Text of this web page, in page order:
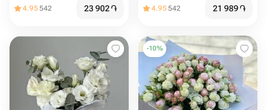
4.95542 23 902֏ 4.95542 21 989֏
-10%